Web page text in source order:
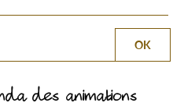
des animations